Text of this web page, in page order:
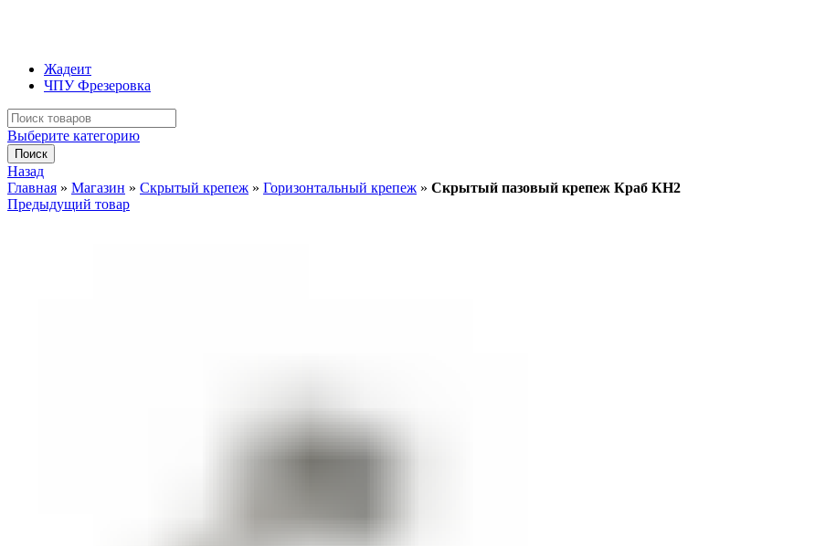
Жадеит
ЧПУ Фрезеровка
Искать:
Выберите категорию
Поиск
Назад
Главная » Магазин » Скрытый крепеж » Горизонтальный крепеж » Скрытый пазовый крепеж Краб КН2
Предыдущий товар